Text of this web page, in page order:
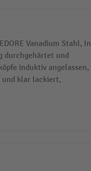
Vanadium Stahl, In
durchgehärtet und
induktiv angelassen,
und klar lackiert,